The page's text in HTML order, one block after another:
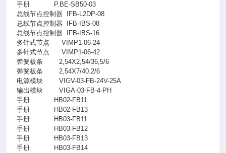
手册
P.BE-SB50-03
总线节点控制器
IFB-L2DP-08
总线节点控制器
IFB-IBS-08
总线节点控制器
IFB-IBS-16
多针式节点
VIMP1-06-24
多针式节点
VIMP1-06-42
弹簧板条
2,54X2,54/36,5/6
弹簧板条
2,54X7/40.2/6
电源模块
VIGV-03-FB-24V-25A
输出模块
VIGA-03-FB-4-PH
手册
HB02-FB11
手册
HB02-FB13
手册
HB03-FB11
手册
HB03-FB12
手册
HB03-FB13
手册
HB03-FB14